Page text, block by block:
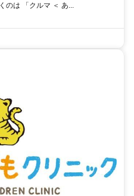
は 「クルマ ＜ あ...